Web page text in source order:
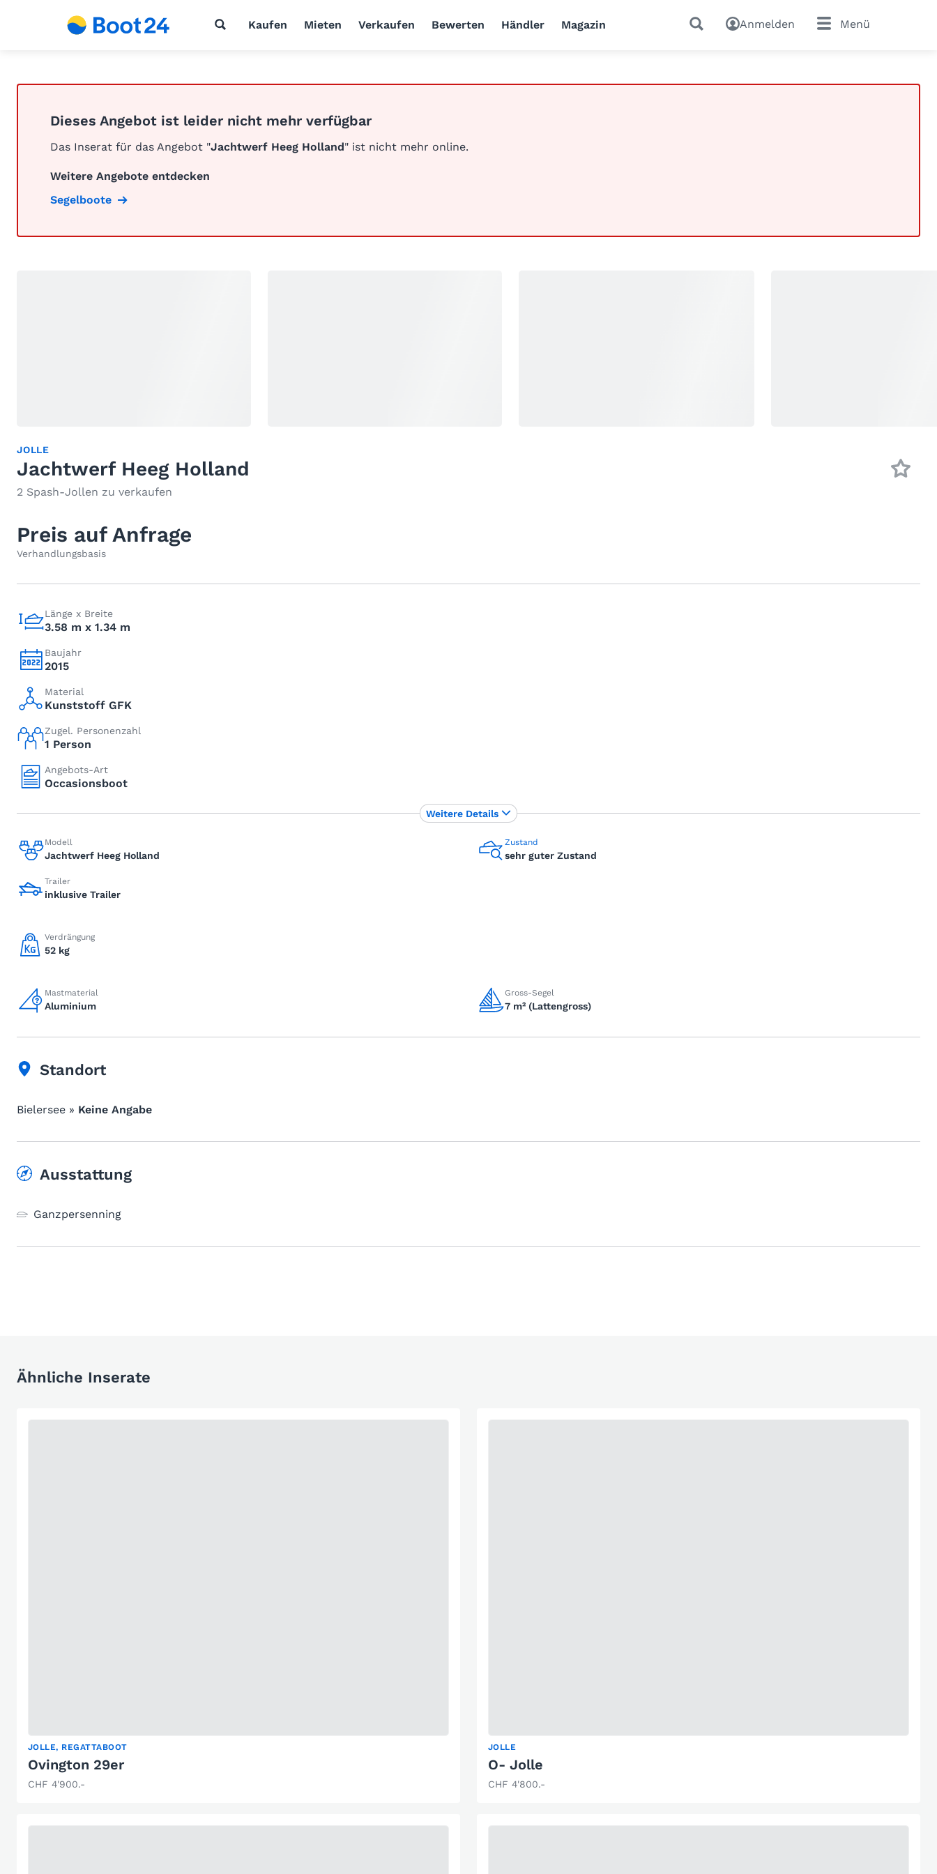
Kaufen Mieten Verkaufen Bewerten Händler Magazin Anmelden Menü
Dieses Angebot ist leider nicht mehr verfügbar
Das Inserat für das Angebot "Jachtwerf Heeg Holland" ist nicht mehr online.
Weitere Angebote entdecken
Segelboote
JOLLE
Jachtwerf Heeg Holland
2 Spash-Jollen zu verkaufen
Preis auf Anfrage
Verhandlungsbasis
Länge x Breite
3.58 m x 1.34 m
Baujahr
2015
Material
Kunststoff GFK
Zugel. Personenzahl
1 Person
Angebots-Art
Occasionsboot
Modell
Jachtwerf Heeg Holland
Zustand
sehr guter Zustand
Trailer
inklusive Trailer
Verdrängung
52 kg
Mastmaterial
Aluminium
Gross-Segel
7 m² (Lattengross)
Weitere Details
Standort
Bielersee » Keine Angabe
Ausstattung
Ganzpersenning
Ähnliche Inserate
JOLLE, REGATTABOOT
Ovington 29er
CHF 4'900.-
JOLLE
O- Jolle
CHF 4'800.-